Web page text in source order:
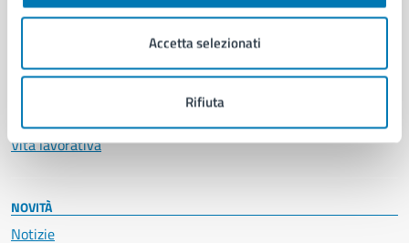
Accetta selezionati
Rifiuta
Documenti e certificati
Educazione e formazione
Imprese e commercio
Salute, benessere e assistenza
Servizi Cimiteriali
Vita lavorativa
NOVITÀ
Notizie